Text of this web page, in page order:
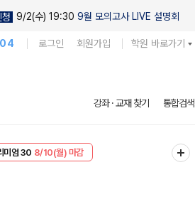
청 9/2(수) 19:30 9월 모의고사 LIVE 설명회
로그인 회원가입 학원 바로가기
강좌 · 교재 찾기 통합검색
미엄 30 8/10(월) 마감